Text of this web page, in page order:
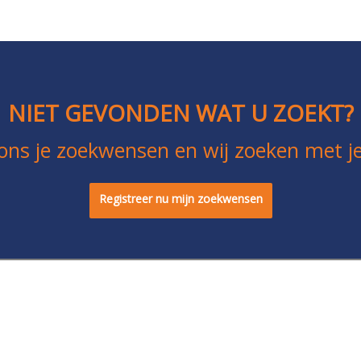
NIET GEVONDEN WAT U ZOEKT?
je zoekwensen en wij zoeken met
Registreer nu mijn zoekwensen